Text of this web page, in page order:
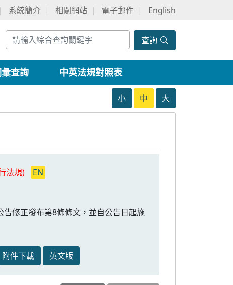
系統簡介 相關網站 電子郵件 English
查詢
查詢 中英法規對照表
小 中 大
法規)
EN
修正發布第8條條文，並自公告日起施
附件下載 英文版